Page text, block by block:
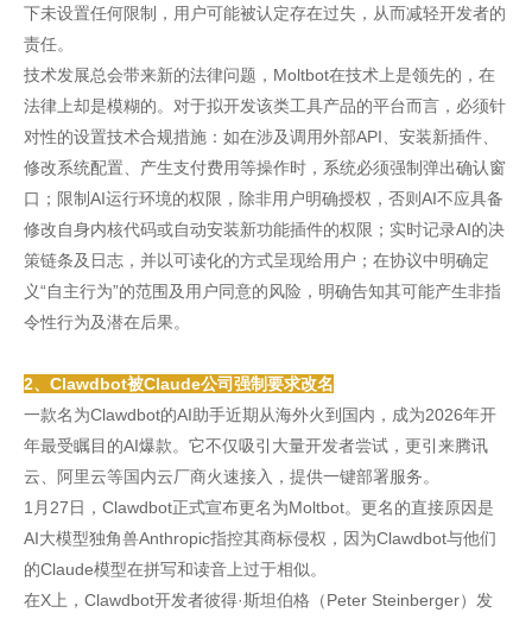
下未设置任何限制，用户可能被认定存在过失，从而减轻开发者的
责任。
技术发展总会带来新的法律问题，Moltbot在技术上是领先的，在
法律上却是模糊的。对于拟开发该类工具产品的平台而言，必须针
对性的设置技术合规措施：如在涉及调用外部API、安装新插件、
修改系统配置、产生支付费用等操作时，系统必须强制弹出确认窗
口；限制AI运行环境的权限，除非用户明确授权，否则AI不应具备
修改自身内核代码或自动安装新功能插件的权限；实时记录AI的决
策链条及日志，并以可读化的方式呈现给用户；在协议中明确定
义“自主行为”的范围及用户同意的风险，明确告知其可能产生非指
令性行为及潜在后果。
2、Clawdbot被Claude公司强制要求改名
一款名为Clawdbot的AI助手近期从海外火到国内，成为2026年开
年最受瞩目的AI爆款。它不仅吸引大量开发者尝试，更引来腾讯
云、阿里云等国内云厂商火速接入，提供一键部署服务。
1月27日，Clawdbot正式宣布更名为Moltbot。更名的直接原因是
AI大模型独角兽Anthropic指控其商标侵权，因为Clawdbot与他们
的Claude模型在拼写和读音上过于相似。
在X上，Clawdbot开发者彼得·斯坦伯格（Peter Steinberger）发